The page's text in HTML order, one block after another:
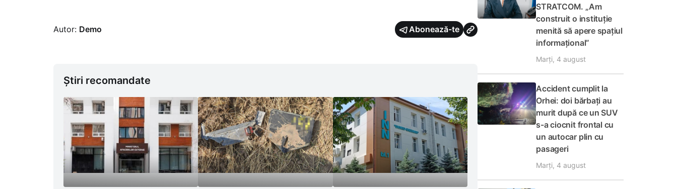
Autor: Demo Abonează-te
Știri recomandate
STRATCOM. „Am
construit o instituție
menită să apere spațiul
informațional”
Marți, 4 august
Accident cumplit la
Orhei: doi bărbați au
murit după ce un SUV
s-a ciocnit frontal cu
un autocar plin cu
pasageri
Marți, 4 august